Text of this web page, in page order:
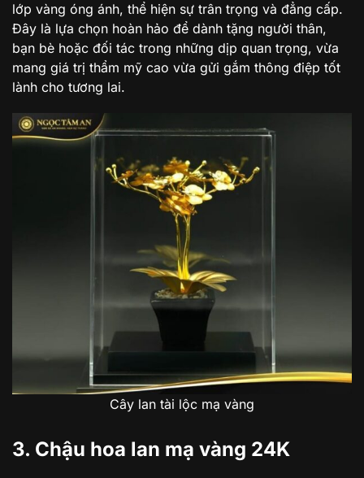
lớp vàng óng ánh, thể hiện sự trân trọng và đẳng cấp.
Đây là lựa chọn hoàn hảo để dành tặng người thân,
bạn bè hoặc đối tác trong những dịp quan trọng, vừa
mang giá trị thẩm mỹ cao vừa gửi gắm thông điệp tốt
lành cho tương lai.
Cây lan tài lộc mạ vàng
3. Chậu hoa lan mạ vàng 24K